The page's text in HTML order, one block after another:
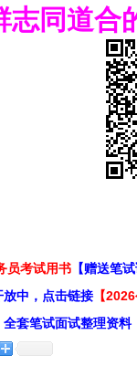
志同道合
员考试用书 【赠送笔
中，点击链接 【
套笔试面试整理资料